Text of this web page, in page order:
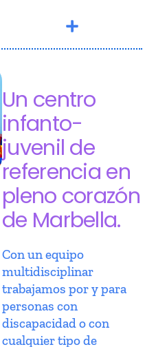
Un centro
infanto-
juvenil de
referencia en
pleno corazón
de Marbella.
Con un equipo
multidisciplinar
trabajamos por y para
personas con
discapacidad o con
cualquier tipo de